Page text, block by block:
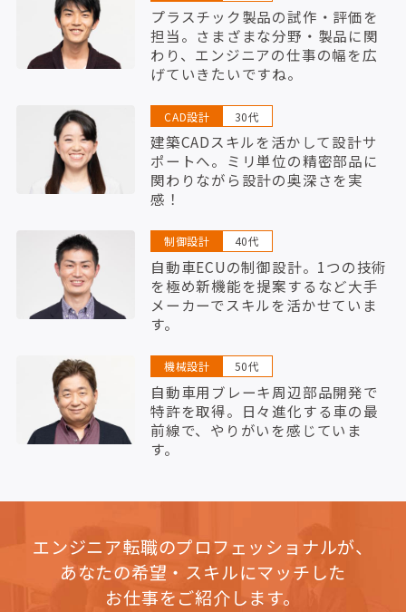
プラスチック製品の試作・評価を
担当。さまざまな分野・製品に関
わり、エンジニアの仕事の幅を広
げていきたいですね。
CAD設計 30代
建築CADスキルを活かして設計サ
ポートへ。ミリ単位の精密部品に
関わりながら設計の奥深さを実
感！
制御設計 40代
自動車ECUの制御設計。1つの技術
を極め新機能を提案するなど大手
メーカーでスキルを活かせていま
す。
機械設計 50代
自動車用ブレーキ周辺部品開発で
特許を取得。日々進化する車の最
前線で、やりがいを感じていま
す。
エンジニア転職のプロフェッショナルが、
あなたの希望・スキルにマッチした
お仕事をご紹介します。